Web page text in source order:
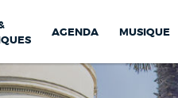
AGENDA MUSIQUE